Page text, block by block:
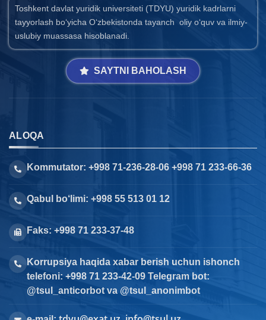
Toshkent davlat yuridik universiteti (TDYU) yuridik kadrlarni
tayyorlash bo‘yicha O‘zbekistonda tayanch oliy o‘quv va ilmiy-
uslubiy muassasa hisoblanadi.
SAYTNI BAHOLASH
ALOQA
Kommutator: +998 71-236-28-06 +998 71 233-66-36
Qabul bo‘limi: +998 55 513 01 12
Faks: +998 71 233-37-48
Korrupsiya haqida xabar berish uchun ishonch
telefoni: +998 71 233-42-09 Telegram bot:
@tsul_anticorbot va @tsul_anonimbot